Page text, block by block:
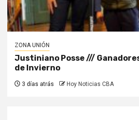
ZONA UNIÓN
Justiniano Posse ///
de Invierno
3 días atrás Hoy Noticias CBA